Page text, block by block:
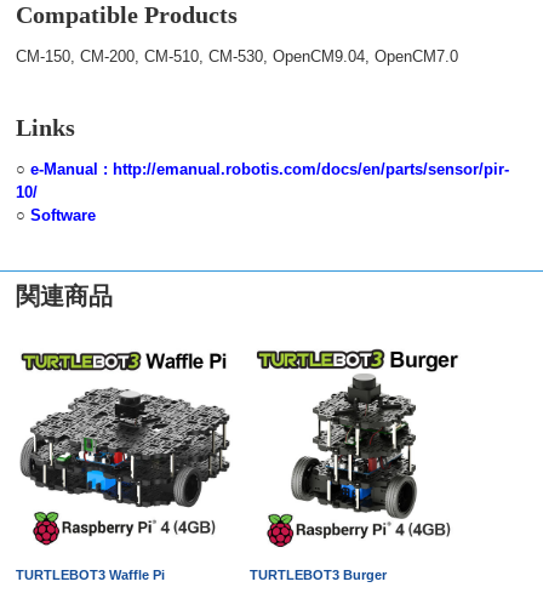
Compatible Products
CM-150, CM-200, CM-510, CM-530, OpenCM9.04, OpenCM7.0
Links
○ e-Manual : http://emanual.robotis.com/docs/en/parts/sensor/pir-
10/
○ Software
関連商品
TURTLEBOT3 Waffle Pi TURTLEBOT3 Burger